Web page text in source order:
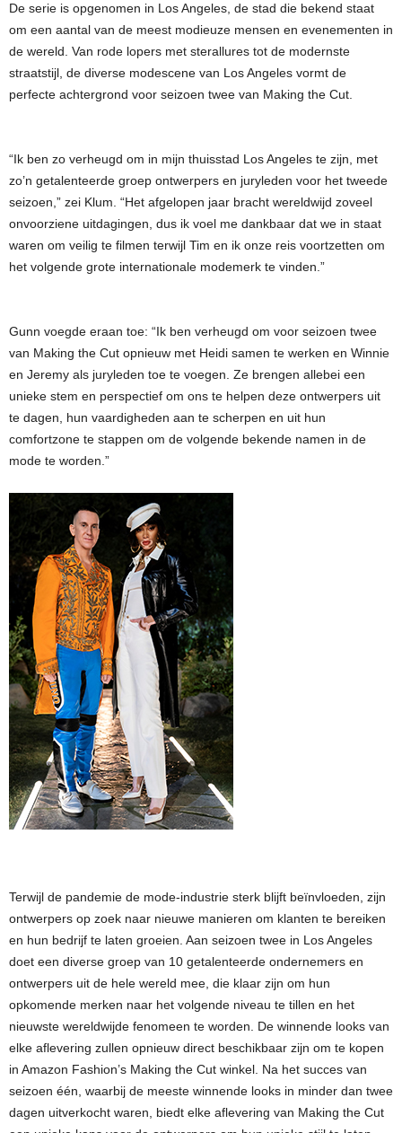
De serie is opgenomen in Los Angeles, de stad die bekend staat
om een aantal van de meest modieuze mensen en evenementen in
de wereld. Van rode lopers met sterallures tot de modernste
straatstijl, de diverse modescene van Los Angeles vormt de
perfecte achtergrond voor seizoen twee van Making the Cut.
“Ik ben zo verheugd om in mijn thuisstad Los Angeles te zijn, met
zo’n getalenteerde groep ontwerpers en juryleden voor het tweede
seizoen,” zei Klum. “Het afgelopen jaar bracht wereldwijd zoveel
onvoorziene uitdagingen, dus ik voel me dankbaar dat we in staat
waren om veilig te filmen terwijl Tim en ik onze reis voortzetten om
het volgende grote internationale modemerk te vinden.”
Gunn voegde eraan toe: “Ik ben verheugd om voor seizoen twee
van Making the Cut opnieuw met Heidi samen te werken en Winnie
en Jeremy als juryleden toe te voegen. Ze brengen allebei een
unieke stem en perspectief om ons te helpen deze ontwerpers uit
te dagen, hun vaardigheden aan te scherpen en uit hun
comfortzone te stappen om de volgende bekende namen in de
mode te worden.”
Terwijl de pandemie de mode-industrie sterk blijft beïnvloeden, zijn
ontwerpers op zoek naar nieuwe manieren om klanten te bereiken
en hun bedrijf te laten groeien. Aan seizoen twee in Los Angeles
doet een diverse groep van 10 getalenteerde ondernemers en
ontwerpers uit de hele wereld mee, die klaar zijn om hun
opkomende merken naar het volgende niveau te tillen en het
nieuwste wereldwijde fenomeen te worden. De winnende looks van
elke aflevering zullen opnieuw direct beschikbaar zijn om te kopen
in Amazon Fashion’s Making the Cut winkel. Na het succes van
seizoen één, waarbij de meeste winnende looks in minder dan twee
dagen uitverkocht waren, biedt elke aflevering van Making the Cut